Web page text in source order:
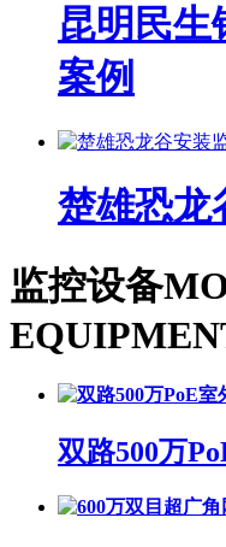
昆明民生
案例
楚雄恐龙
监控设备
双路500万